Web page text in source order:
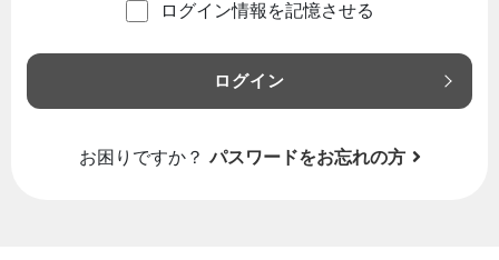
ログイン情報を記憶させる
ログイン
お困りですか？ パスワードをお忘れの方